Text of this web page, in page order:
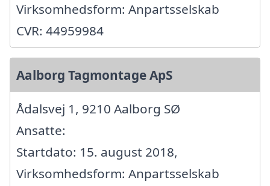
Virksomhedsform: Anpartsselskab
CVR: 44959984
Aalborg Tagmontage ApS
Ådalsvej 1, 9210 Aalborg SØ
Ansatte:
Startdato: 15. august 2018,
Virksomhedsform: Anpartsselskab